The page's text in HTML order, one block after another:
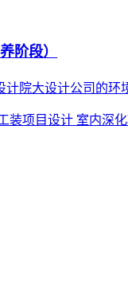
阶段）
计院大设计公司的环
装项目设计 室内深